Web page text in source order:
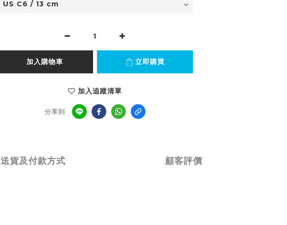
加入購物車 立即購買
加入追蹤清單
分享到
送貨及付款方式 顧客評價